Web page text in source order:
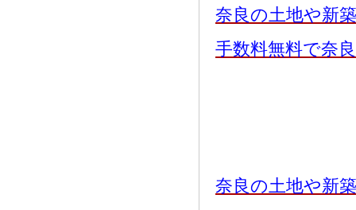
奈良の土地や新
手数料無料で奈
奈良の土地や新